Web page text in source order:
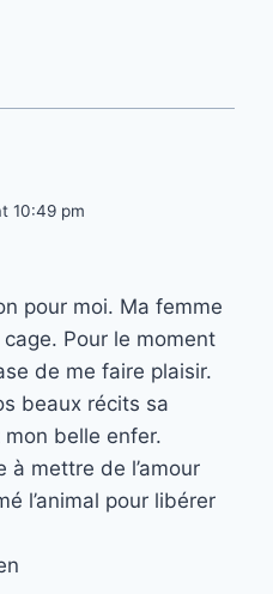
10:49 pm
pour moi. Ma femme
Pour le moment
de me faire plaisir.
beaux récits sa
belle enfer.
à mettre de l’amour
l’animal pour libérer